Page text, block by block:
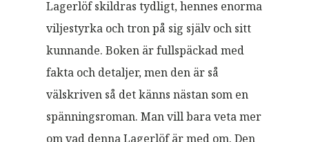
Lagerlöf skildras tydligt, hennes enorma
viljestyrka och tron på sig själv och sitt
kunnande. Boken är fullspäckad med
fakta och detaljer, men den är så
välskriven så det känns nästan som en
spänningsroman. Man vill bara veta mer
om vad denna Lagerlöf är med om. Den